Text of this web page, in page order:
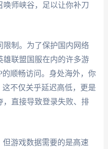
唤师峡谷，足以让你补刀
限制。为了保护国内网络
雄联盟国服在内的许多游
顺畅访问。身处海外，你
不仅关乎延迟高低，更是
，直接导致登录失败、排
游戏数据需要的是高速